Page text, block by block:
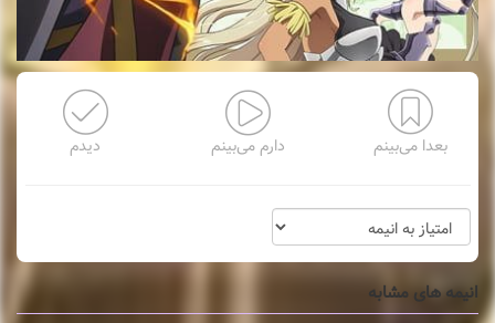
بعدا می‌بینم دارم می‌بینم دیدم
انیمه های مشابه